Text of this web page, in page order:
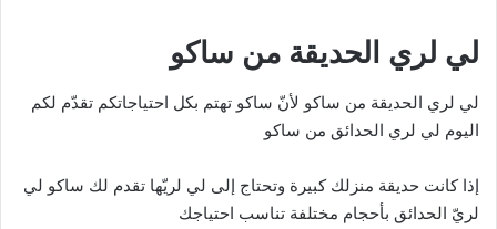
لي لري الحديقة من ساكو
لي لري الحديقة من ساكو لأنّ ساكو تهتم بكل احتياجاتكم تقدّم لكم
اليوم لي لري الحدائق من ساكو
إذا كانت حديقة منزلك كبيرة وتحتاج إلى لي لريّها تقدم لك ساكو لي
لريّ الحدائق بأحجام مختلفة تناسب احتياجك